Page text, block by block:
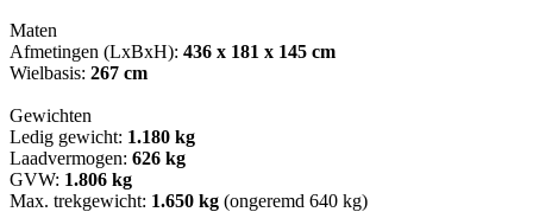
Maten
Afmetingen (LxBxH): 436 x 181 x 145 cm
Wielbasis: 267 cm
Gewichten
Ledig gewicht: 1.180 kg
Laadvermogen: 626 kg
GVW: 1.806 kg
Max. trekgewicht: 1.650 kg (ongeremd 640 kg)